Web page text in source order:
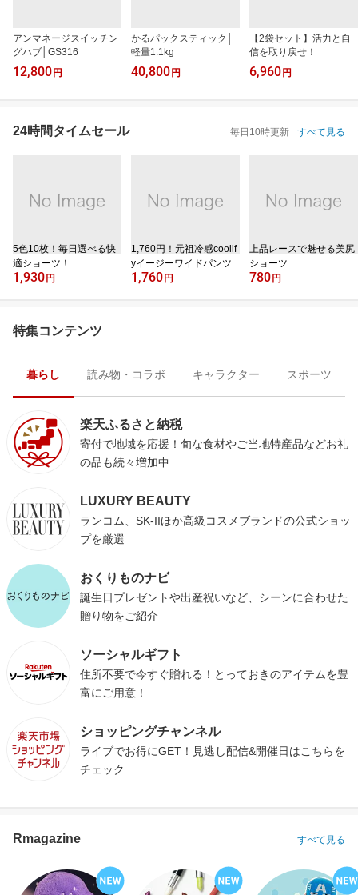
アンマネージスイッチン
グハブ│GS316
12,800 円
かるパックスティック│
軽量1.1kg
40,800 円
【2袋セット】活力と自
信を取り戻せ！
6,960 円
24時間タイムセール 毎日10時更新 すべて見る
5色10枚！毎日選べる快
適ショーツ！
1,930 円
1,760円！元祖冷感coolif
yイージーワイドパンツ
1,760 円
上品レースで魅せる美尻
ショーツ
780 円
特集コンテンツ
暮らし 読み物・コラボ キャラクター スポーツ
楽天ふるさと納税
寄付で地域を応援！旬な食材やご当地特産品などお礼
の品も続々増加中
LUXURY BEAUTY
ランコム、SK-IIほか高級コスメブランドの公式ショッ
プを厳選
おくりものナビ
誕生日プレゼントや出産祝いなど、シーンに合わせた
贈り物をご紹介
ソーシャルギフト
住所不要で今すぐ贈れる！とっておきのアイテムを豊
富にご用意！
ショッピングチャンネル
ライブでお得にGET！見逃し配信&開催日はこちらを
チェック
Rmagazine すべて見る